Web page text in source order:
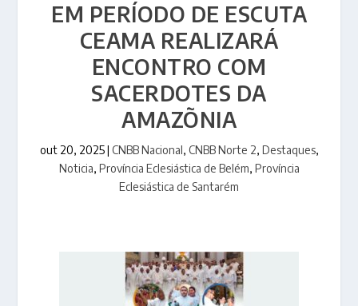
EM PERÍODO DE ESCUTA
CEAMA REALIZARÁ
ENCONTRO COM
SACERDOTES DA
AMAZÕNIA
out 20, 2025| CNBB Nacional, CNBB Norte 2, Destaques,
Noticia, Província Eclesiástica de Belém, Província
Eclesiástica de Santarém